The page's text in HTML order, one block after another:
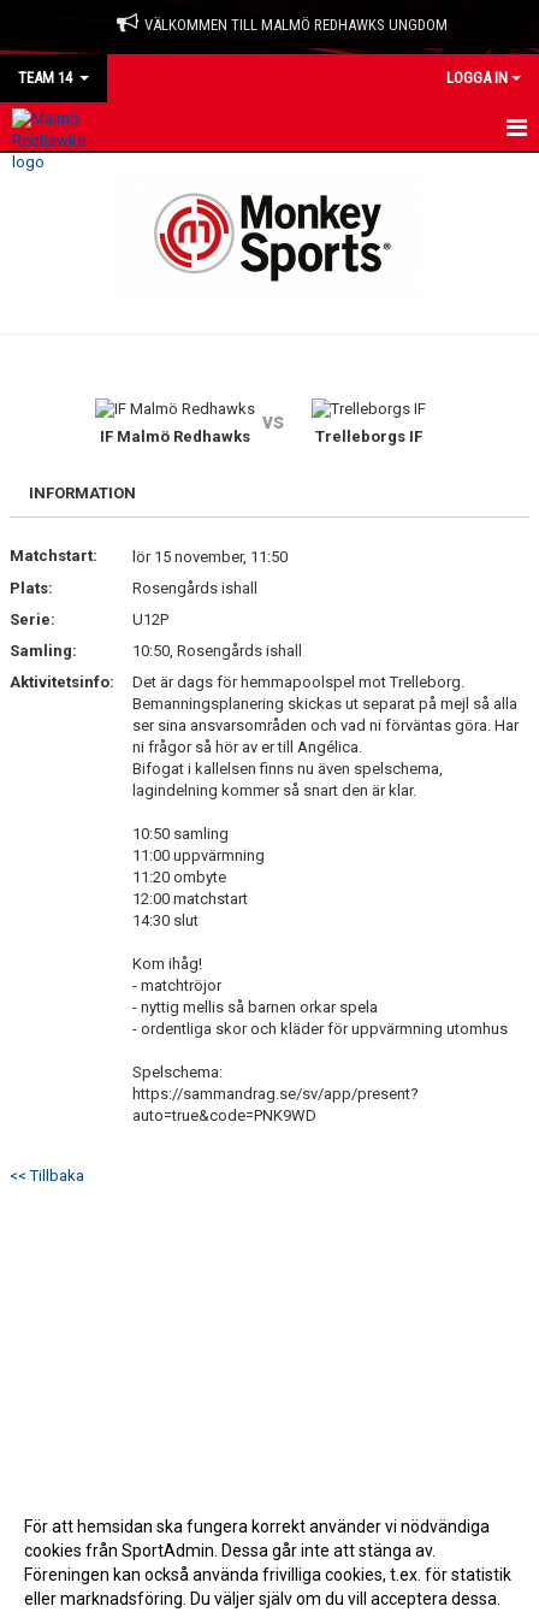
VÄLKOMMEN TILL MALMÖ REDHAWKS UNGDOM
TEAM 14 LOGGA IN
HEM
BILDGALLERI
KONTAKT
IF Malmö Redhawks
vs
Trelleborgs IF
INFORMATION
Matchstart:
lör 15 november, 11:50
Plats:
Rosengårds ishall
Serie:
U12P
Samling:
10:50, Rosengårds ishall
Aktivitetsinfo:
Det är dags för hemmapoolspel mot Trelleborg.
Bemanningsplanering skickas ut separat på mejl så alla
ser sina ansvarsområden och vad ni förväntas göra. Har
ni frågor så hör av er till Angélica.
Bifogat i kallelsen finns nu även spelschema,
lagindelning kommer så snart den är klar.
10:50 samling
11:00 uppvärmning
11:20 ombyte
12:00 matchstart
14:30 slut
Kom ihåg!
- matchtröjor
- nyttig mellis så barnen orkar spela
- ordentliga skor och kläder för uppvärmning utomhus
Spelschema:
https://sammandrag.se/sv/app/present?
auto=true&code=PNK9WD
<< Tillbaka
För att hemsidan ska fungera korrekt använder vi nödvändiga
cookies från SportAdmin. Dessa går inte att stänga av.
Föreningen kan också använda frivilliga cookies, t.ex. för statistik
eller marknadsföring. Du väljer själv om du vill acceptera dessa.